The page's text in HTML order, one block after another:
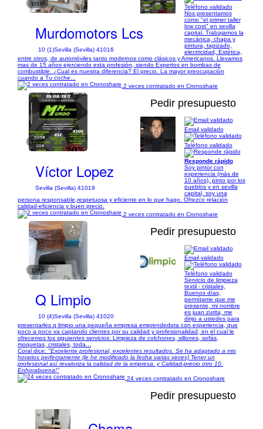
1/16
Murdomotors Lcs
10 (1)Sevilla (Sevilla) 41016
Teléfono validado
Nos presentamos
como "el primer taller
low cost" en sevilla
capital. Trabajamos la
mecánica, chapa y
pintura, tapizado,
electricidad, Estética,
entre otros, de automóviles tanto modernos como clásicos y Americanos. Llevamos
mas de 15 años ejerciendo esta profesión, siendo Expertos en bombas de
combustible. ¿Cual es nuestra diferencia? El precio. La mayor preocupación
cuando a Tu coche...
2 veces contratado en Cronoshare
1/6
Pedir presupuesto
Víctor Lopez
Sevilla (Sevilla) 41019
Email validado
Teléfono validado
Responde rápido
Soy pintor con
experiencia (más de
10 años), pinto por los
pueblos y en sevilla
capital, soy una
persona responsable,respetuosa y eficiente en lo que hago. Ofrezco relación
calidad-eficiencia y buen precio.
2 veces contratado en Cronoshare
1/6
Pedir presupuesto
Q Limpio
10 (4)Sevilla (Sevilla) 41020
Email validado
Teléfono validado
Servicio de limpieza
textil - cristales,
Buenos días,
permítame que me
presente, mi nombre
es juan zurita, me
dirijo a ustedes para
presentarles q limpio una pequeña empresa emprendedora con experiencia, que
poco a poco va captando clientes por su calidad y profesionalidad, en el cual le
ofrecemos los siguientes servicios: Limpieza de colchones, sillones, sofás,
moquetas, cristales, toda...
Coral dice: "Excelente profesional, excelentes resultados. Se ha adaptado a mis
horarios perfectamente (le he modificado la fecha varias veces) Tener un
profesional así revaloriza la calidad de la empresa. y Calidad-precio otro 10.
Enhorabuena!"
24 veces contratado en Cronoshare
Pedir presupuesto